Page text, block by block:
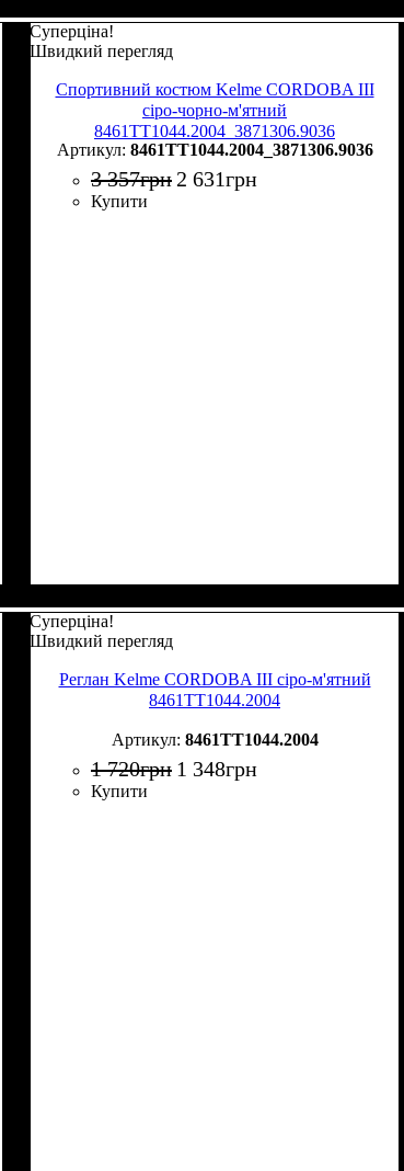
Суперціна!
Швидкий перегляд
Спортивний костюм Kelme CORDOBA III
сіро-чорно-м'ятний
8461TT1044.2004_3871306.9036
8461TT1044.2004_3871306.9036
3 357грн 2 631грн
Купити
Суперціна!
Швидкий перегляд
Реглан Kelme CORDOBA III сіро-м'ятний
8461TT1044.2004
8461TT1044.2004
1 720грн 1 348грн
Купити